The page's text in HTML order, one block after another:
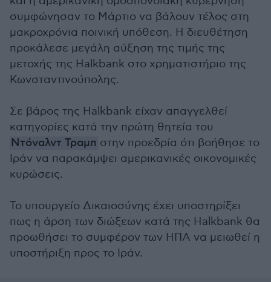
συμφώνησαν το Μάρτιο να βάλουν τέλος στη
μακροχρόνια ποινική υπόθεση. Η διευθέτηση
προκάλεσε μεγάλη αύξηση της τιμής της
μετοχής της Halkbank στο χρηματιστήριο της
Κωνσταντινούπολης.
Σε βάρος της Halkbank είχαν απαγγελθεί
κατηγορίες κατά την πρώτη θητεία του
Ντόναλντ Τραμπ στην προεδρία ότι βοήθησε το
Ιράν να παρακάμψει αμερικανικές οικονομικές
κυρώσεις.
Το υπουργείο Δικαιοσύνης έχει υποστηρίξει
πως η άρση των διώξεων κατά της Halkbank θα
προωθήσει το συμφέρον των ΗΠΑ να μειωθεί η
υποστήριξη προς το Ιράν.